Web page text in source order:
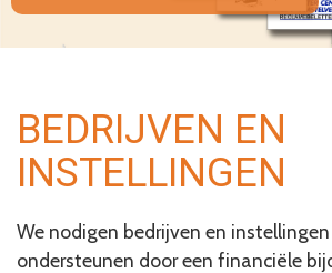
BEDRIJVEN EN
INSTELLINGEN
We nodigen bedrijven en
ondersteunen door een financiële